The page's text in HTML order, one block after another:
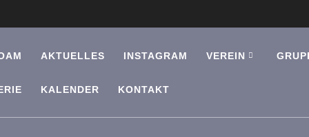
AKTUELLES INSTAGRAM VEREIN
KALENDER KONTAKT